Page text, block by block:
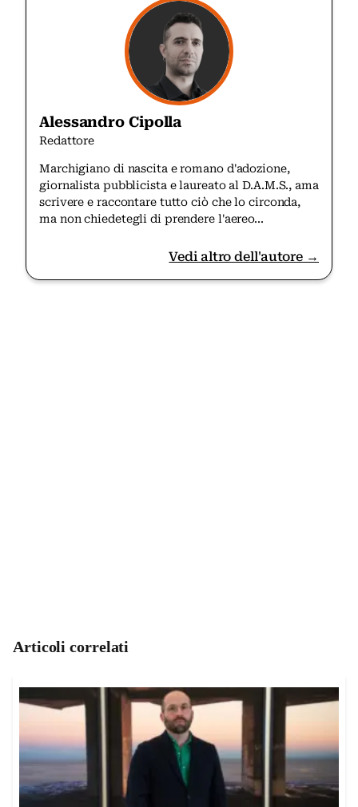
Alessandro Cipolla
Redattore
Marchigiano di nascita e romano d'adozione,
giornalista pubblicista e laureato al D.A.M.S., ama
scrivere e raccontare tutto ciò che lo circonda,
ma non chiedetegli di prendere l'aereo...
Vedi altro dell'autore →
Articoli correlati